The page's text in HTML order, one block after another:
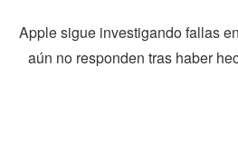
Apple sigue investigando fallas
aún no responden tras haber